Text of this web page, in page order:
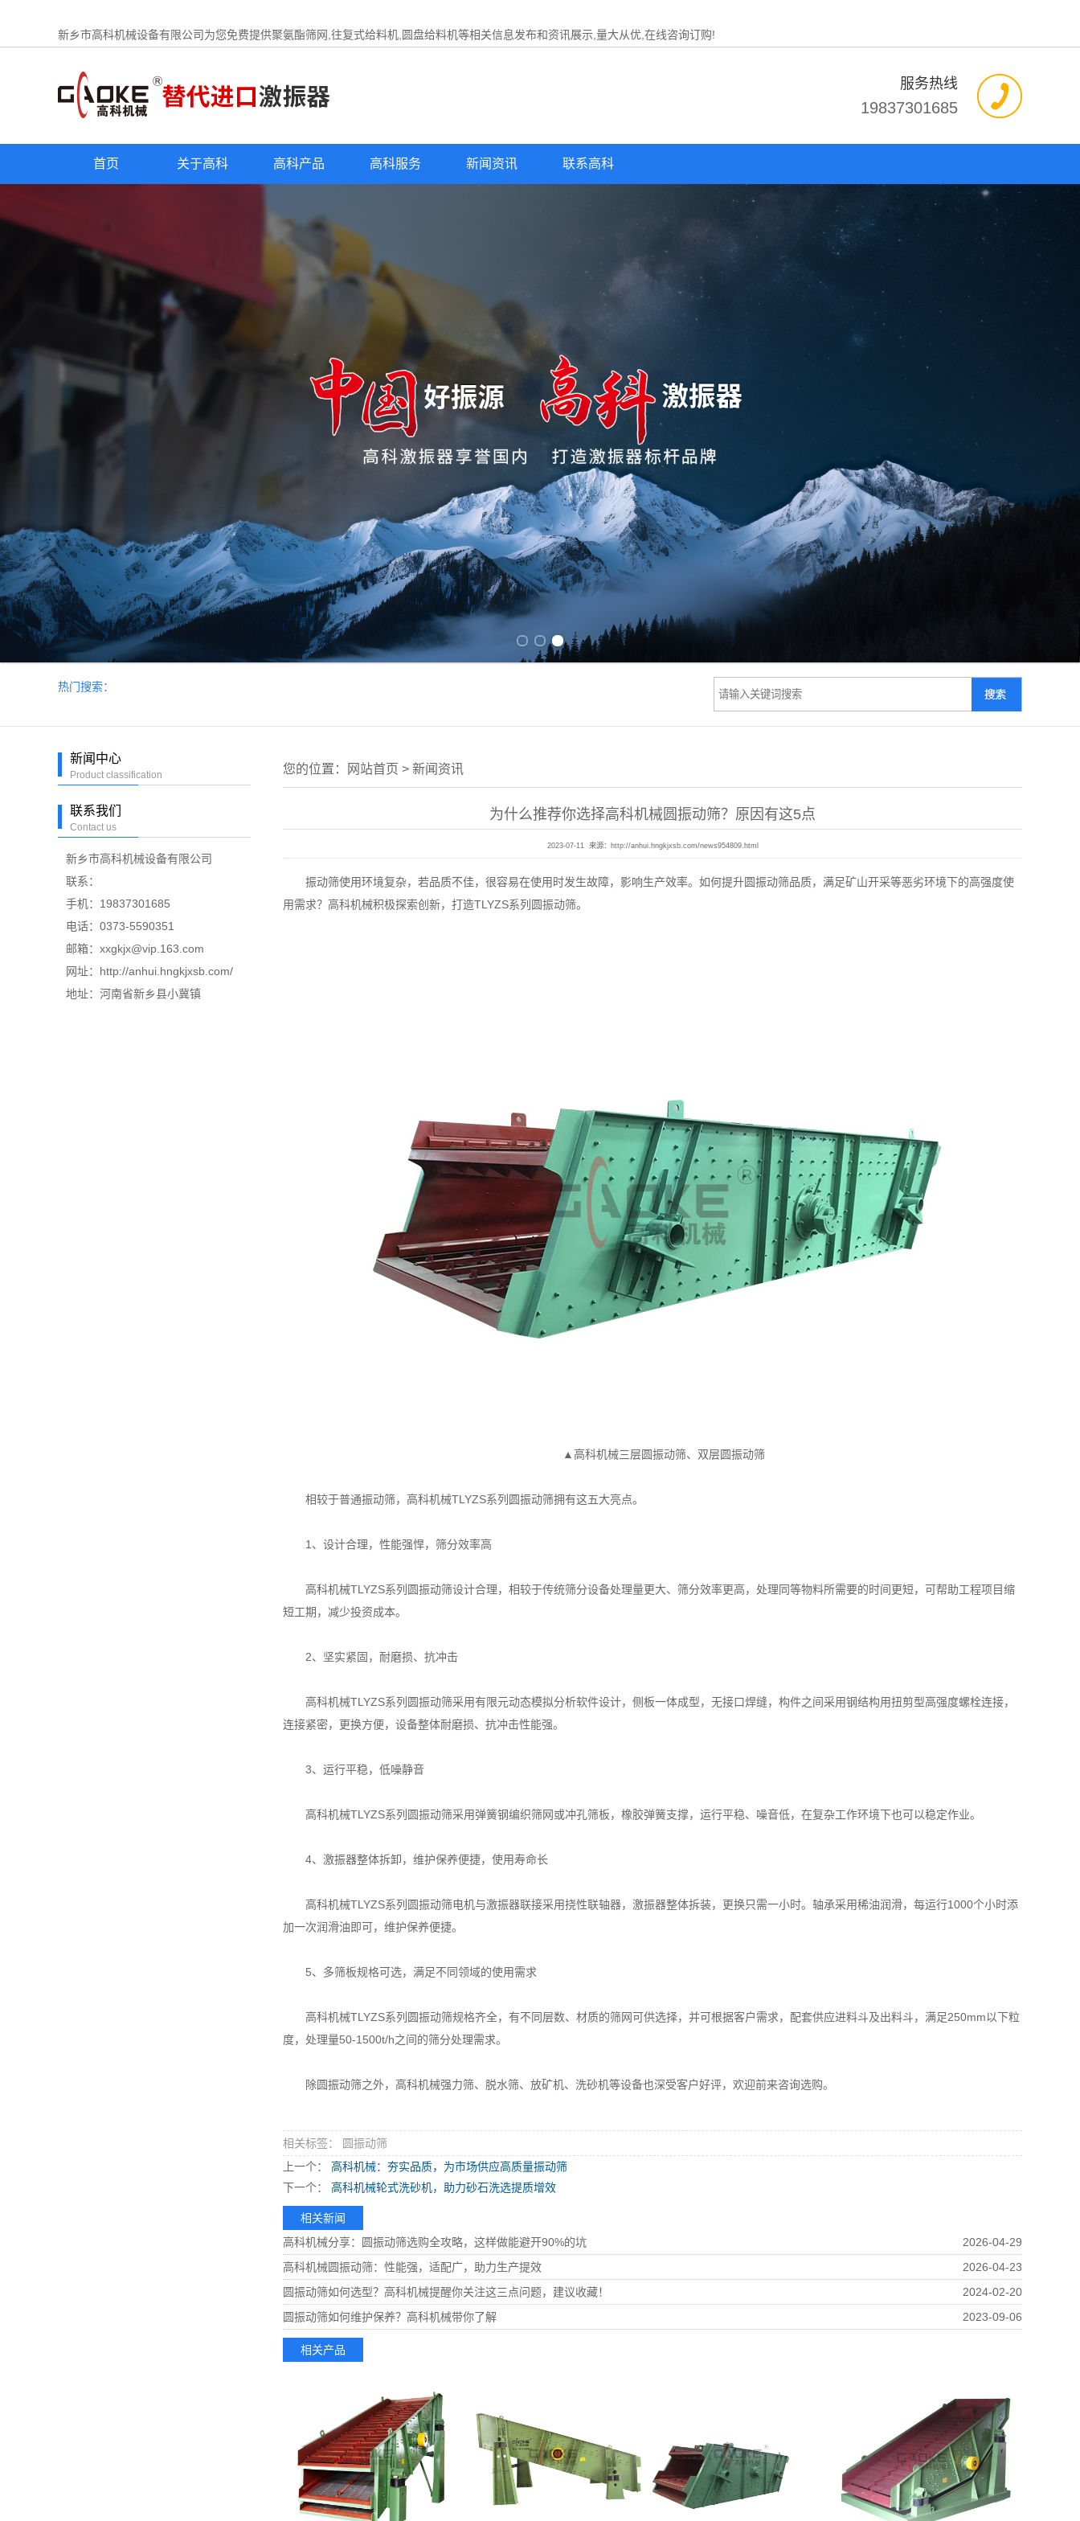
新乡市高科机械设备有限公司为您免费提供聚氨酯筛网 ,往复式给料机,圆盘给料机等相关信息发布和资讯展示,量大从优,在线咨询订购!
服务热线
19837301685
首页 关于高科 高科产品 高科服务 新闻资讯 联系高科
热门搜索：
新闻中心
Product classification
联系我们
Contact us
新乡市高科机械设备有限公司
联系：
手机：19837301685
电话：0373-5590351
邮箱：xxgkjx@vip.163.com
网址：http://anhui.hngkjxsb.com/
地址：河南省新乡县小冀镇
您的位置： 网站首页 > 新闻资讯
为什么推荐你选择高科机械圆振动筛？原因有这5点
2023-07-11 来源： http://anhui.hngkjxsb.com/news954809.html
振动筛使用环境复杂，若品质不佳，很容易在使用时发生故障，影响生产效率。如何提升圆振动筛品质，满足矿山开采等恶劣环境下的高强度使
用需求？高科机械积极探索创新，打造TLYZS系列圆振动筛。
▲高科机械三层圆振动筛、双层圆振动筛
相较于普通振动筛，高科机械TLYZS系列圆振动筛拥有这五大亮点。
1、设计合理，性能强悍，筛分效率高
高科机械TLYZS系列圆振动筛设计合理，相较于传统筛分设备处理量更大、筛分效率更高，处理同等物料所需要的时间更短，可帮助工程项目缩
短工期，减少投资成本。
2、坚实紧固，耐磨损、抗冲击
高科机械TLYZS系列圆振动筛采用有限元动态模拟分析软件设计，侧板一体成型，无接口焊缝，构件之间采用钢结构用扭剪型高强度螺栓连接，
连接紧密，更换方便，设备整体耐磨损、抗冲击性能强。
3、运行平稳，低噪静音
高科机械TLYZS系列圆振动筛采用弹簧钢编织筛网或冲孔筛板，橡胶弹簧支撑，运行平稳、噪音低，在复杂工作环境下也可以稳定作业。
4、激振器整体拆卸，维护保养便捷，使用寿命长
高科机械TLYZS系列圆振动筛电机与激振器联接采用挠性联轴器，激振器整体拆装，更换只需一小时。轴承采用稀油润滑，每运行1000个小时添
加一次润滑油即可，维护保养便捷。
5、多筛板规格可选，满足不同领域的使用需求
高科机械TLYZS系列圆振动筛规格齐全，有不同层数、材质的筛网可供选择，并可根据客户需求，配套供应进料斗及出料斗，满足250mm以下粒
度，处理量50-1500t/h之间的筛分处理需求。
除圆振动筛之外，高科机械强力筛、脱水筛、放矿机、洗砂机等设备也深受客户好评，欢迎前来咨询选购。​
相关标签： 圆振动筛
上一个：
高科机械：夯实品质，为市场供应高质量振动筛
下一个：
高科机械轮式洗砂机，助力砂石洗选提质增效
相关新闻
高科机械分享：圆振动筛选购全攻略，这样做能避开90%的坑
2026-04-29
高科机械圆振动筛：性能强，适配广，助力生产提效
2026-04-23
圆振动筛如何选型？高科机械提醒你关注这三点问题，建议收藏！
2024-02-20
圆振动筛如何维护保养？高科机械带你了解
2023-09-06
相关产品